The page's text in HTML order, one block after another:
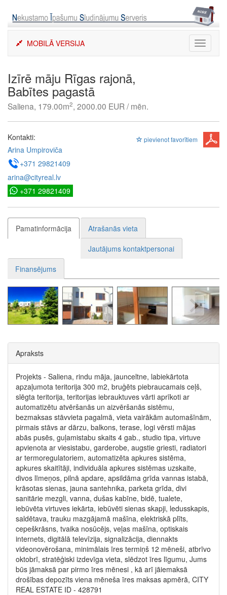
content
Toggle
MOBILĀ VERSIJA
Izīrē māju Rīgas rajonā,
Babītes pagastā
Saliena, 179.00m2, 2000.00 EUR / mēn.
pievienot favorītiem
Kontakti:
Arina Umpiroviča
+371 29821409
arina@cityreal.lv
+371 29821409
Pamatinformācija
Atrašanās vieta
Jautājums kontaktpersonai
Finansējums
Apraksts
Projekts - Saliena, rindu māja, jaunceltne, labiekārtota
apzaļumota teritorija 300 m2, bruģēts piebraucamais ceļš,
slēgta teritorija, teritorijas iebrauktuves vārti aprīkoti ar
automatizētu atvēršanās un aizvēršanās sistēmu,
bezmaksas stāvvieta pagalmā, vieta vairākām automašīnām,
pirmais stāvs ar dārzu, balkons, terase, logi vērsti mājas
abās pusēs, guļamistabu skaits 4 gab., studio tipa, virtuve
apvienota ar viesistabu, garderobe, augstie griesti, radiatori
ar termoregulatoriem, automatizēta apkures sistēma,
apkures skaitītāji, individuāla apkures sistēmas uzskaite,
divos līmeņos, pilnā apdare, apsildāma grīda vannas istabā,
krāsotas sienas, jauna santehnika, parketa grīda, divi
sanitārie mezgli, vanna, dušas kabīne, bidē, tualete,
iebūvēta virtuves iekārta, iebūvēti sienas skapji, ledusskapis,
saldētava, trauku mazgājamā mašīna, elektriskā plīts,
cepeškrāsns, tvaika nosūcējs, veļas mašīna, optiskais
internets, digitālā televīzija, signalizācija, diennakts
videonovērošana, minimālais īres termiņš 12 mēneši, atbrīvo
oktobrī, stratēģiski izdevīga vieta, slēdzot īres līgumu, Jums
būs jāmaksā par pirmo īres mēnesi , kā arī jāiemaksā
drošības depozīts viena mēneša īres maksas apmērā, CITY
REAL ESTATE ID - 428791